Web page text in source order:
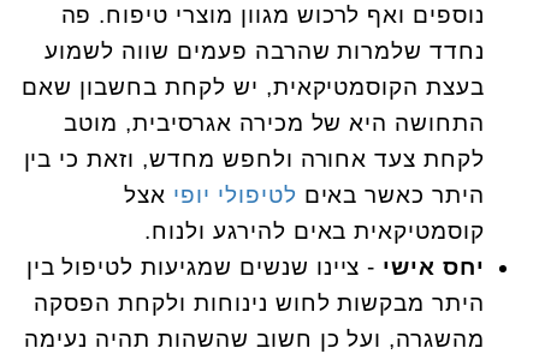
נוספים ואף לרכוש מגוון מוצרי טיפוח. פה
נחדד שלמרות שהרבה פעמים שווה לשמוע
בעצת הקוסמטיקאית, יש לקחת בחשבון שאם
התחושה היא של מכירה אגרסיבית, מוטב
לקחת צעד אחורה ולחפש מחדש, וזאת כי בין
היתר כאשר באים לטיפולי יופי אצל
קוסמטיקאית באים להירגע ולנוח.
יחס אישי - ציינו שנשים שמגיעות לטיפול בין
היתר מבקשות לחוש נינוחות ולקחת הפסקה
מהשגרה, ועל כן חשוב שהשהות תהיה נעימה